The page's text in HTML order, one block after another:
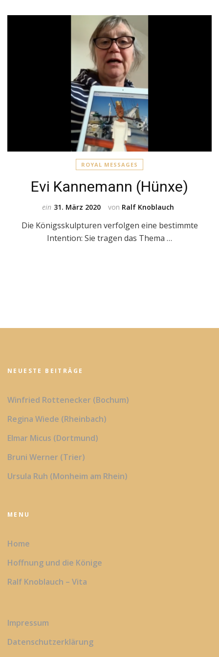
ROYAL MESSAGES
Evi Kannemann (Hünxe)
von Ralf Knoblauch
ein 31. März 2020
Die Königsskulpturen verfolgen eine bestimmte
Intention: Sie tragen das Thema …
NEUESTE BEITRÄGE
Winfried Rottenecker (Bochum)
Regina Wiede (Rheinbach)
Elmar Micus (Dortmund)
Bruni Werner (Trier)
Ursula Ruh (Monheim am Rhein)
MENU
Home
Hoffnung und die Könige
Ralf Knoblauch – Vita
Impressum
Datenschutzerklärung